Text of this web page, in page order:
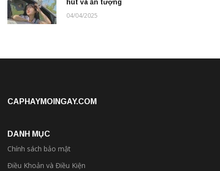
hút và ấn tượng
04/04/2025
CAPHAYMOINGAY.COM
DANH MỤC
Chính sách bảo mật
Điều Khoản và Điều Kiện